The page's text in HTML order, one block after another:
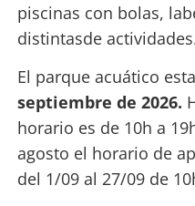
piscinas con bolas,
distintasde
El parque acuático
septiembre de 2026.
horario es de 10h a
agosto el horario de
del 1/09 al 27/09 de